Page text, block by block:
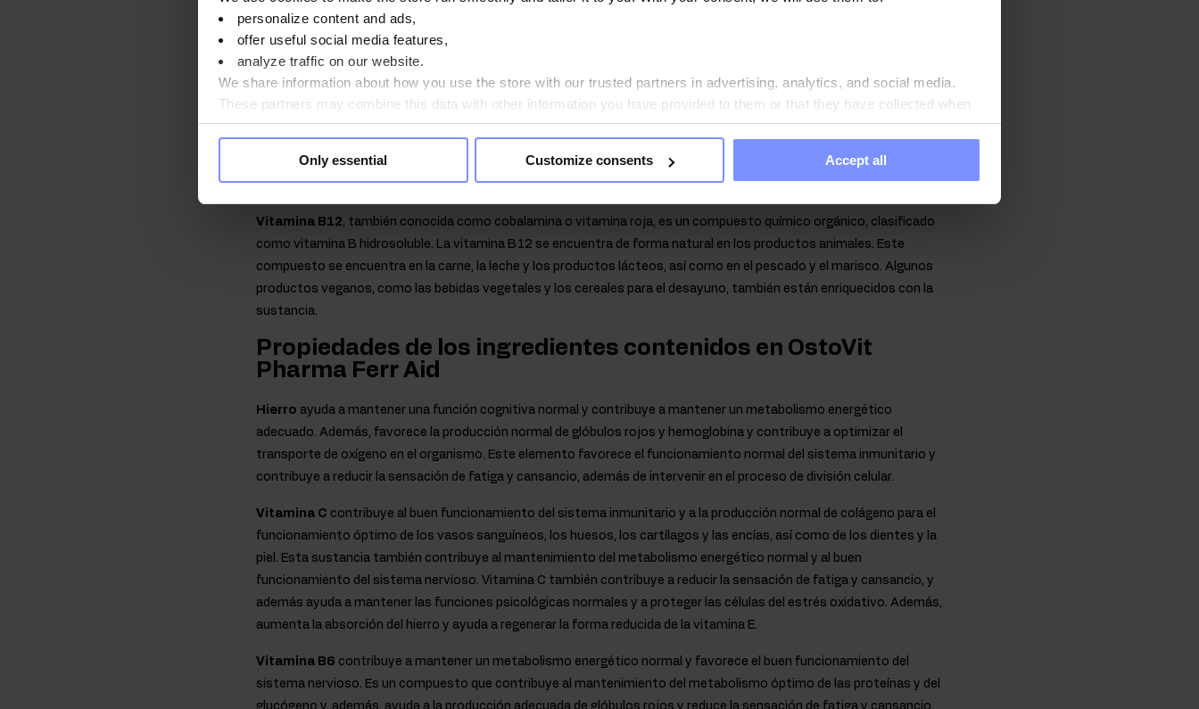
personalize content and ads,
offer useful social media features,
analyze traffic on our website.
We share information about how you use the store with our trusted partners in advertising, analytics, and social media.
These partners may combine this data with other information you have provided to them or that they have collected when
you use their services. Do you agree?
Only essential Customize consents Accept all
vitamina hidrosoluble. Se trata de una sustancia exógena, que el organismo no puede sintetizar por sí mismo, por lo
que es necesario suministrarle el compuesto desde el exterior: el ingrediente puede encontrarse en los alimentos en
frutas y verduras frescas, m.en. en pimientos, colirrábanos, naranjas o grosellas negras, así como en complementos
alimenticios.
que también suele denominarse vitamina B9. Ácido fólico se aisló por primera vez de las hojas de espinaca, pero
varias verduras de color verde oscuro, como la col rizada, las coles de Bruselas y el perejil, así como las legumbres
secas, los productos a base de cereales y los despojos, también son fuentes del compuesto.
Vitamina B12, también conocida como cobalamina o vitamina roja, es un compuesto químico orgánico, clasificado
como vitamina B hidrosoluble. La vitamina B12 se encuentra de forma natural en los productos animales. Este
compuesto se encuentra en la carne, la leche y los productos lácteos, así como en el pescado y el marisco. Algunos
productos veganos, como las bebidas vegetales y los cereales para el desayuno, también están enriquecidos con la
sustancia.
Propiedades de los ingredientes contenidos en OstoVit
Pharma Ferr Aid
Hierro ayuda a mantener una función cognitiva normal y contribuye a mantener un metabolismo energético
adecuado. Además, favorece la producción normal de glóbulos rojos y hemoglobina y contribuye a optimizar el
transporte de oxígeno en el organismo. Este elemento favorece el funcionamiento normal del sistema inmunitario y
contribuye a reducir la sensación de fatiga y cansancio, además de intervenir en el proceso de división celular.
Vitamina C contribuye al buen funcionamiento del sistema inmunitario y a la producción normal de colágeno para el
funcionamiento óptimo de los vasos sanguíneos, los huesos, los cartílagos y las encías, así como de los dientes y la
piel. Esta sustancia también contribuye al mantenimiento del metabolismo energético normal y al buen
funcionamiento del sistema nervioso. Vitamina C también contribuye a reducir la sensación de fatiga y cansancio, y
además ayuda a mantener las funciones psicológicas normales y a proteger las células del estrés oxidativo. Además,
aumenta la absorción del hierro y ayuda a regenerar la forma reducida de la vitamina E.
Vitamina B6 contribuye a mantener un metabolismo energético normal y favorece el buen funcionamiento del
sistema nervioso. Es un compuesto que contribuye al mantenimiento del metabolismo óptimo de las proteínas y del
glucógeno y, además, ayuda a la producción adecuada de glóbulos rojos y reduce la sensación de fatiga y cansancio.